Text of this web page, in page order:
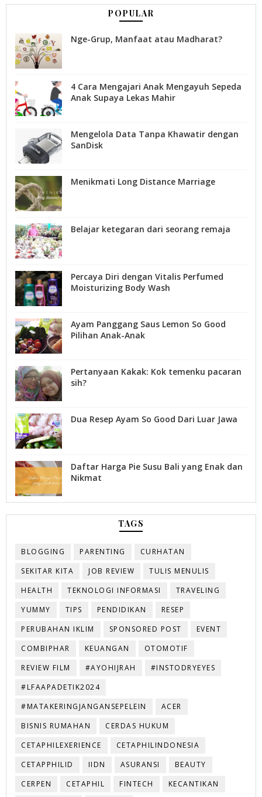
POPULAR
Nge-Grup, Manfaat atau Madharat?
4 Cara Mengajari Anak Mengayuh Sepeda
Anak Supaya Lekas Mahir
Mengelola Data Tanpa Khawatir dengan
SanDisk
Menikmati Long Distance Marriage
Belajar ketegaran dari seorang remaja
Percaya Diri dengan Vitalis Perfumed
Moisturizing Body Wash
Ayam Panggang Saus Lemon So Good
Pilihan Anak-Anak
Pertanyaan Kakak: Kok temenku pacaran
sih?
Dua Resep Ayam So Good Dari Luar Jawa
Daftar Harga Pie Susu Bali yang Enak dan
Nikmat
TAGS
BLOGGING PARENTING
CURHATAN
SEKITAR KITA
JOB REVIEW
TULIS MENULIS
HEALTH
TEKNOLOGI INFORMASI
TRAVELING
YUMMY
TIPS PENDIDIKAN
RESEP
PERUBAHAN IKLIM
SPONSORED POST
EVENT
COMBIPHAR
KEUANGAN
OTOMOTIF
REVIEW FILM
#AYOHIJRAH
#INSTODRYEYES
#LFAAPADETIK2024
#MATAKERINGJANGANSEPELEIN
ACER
BISNIS RUMAHAN
CERDAS HUKUM
CETAPHILEXERIENCE
CETAPHILINDONESIA
CETAPPHILID
IIDN ASURANSI
BEAUTY
CERPEN
CETAPHIL FINTECH
KECANTIKAN